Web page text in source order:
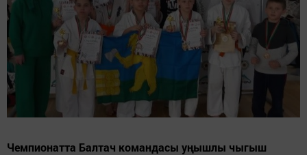
Чемпионатта Балтач командасы уңышлы чыгыш